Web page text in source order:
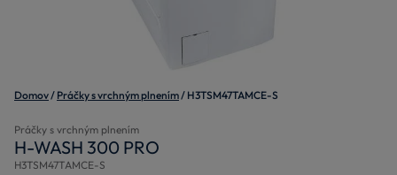
Domov Práčky s vrchným plnením H3TSM47TAMCE-S
Práčky s vrchným plnením
H-WASH 300 PRO
H3TSM47TAMCE-S